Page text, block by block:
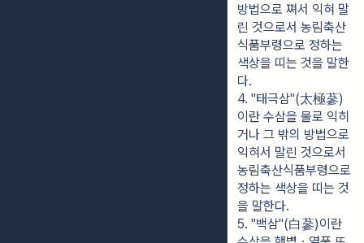
방법으로 쪄서 익혀 말
린 것으로서 농림축산
식품부령으로 정하는
색상을 띠는 것을 말한
다.
4. "태극삼"(太極蔘)
이란 수삼을 물로 익히
거나 그 밖의 방법으로
익혀서 말린 것으로서
농림축산식품부령으로
정하는 색상을 띠는 것
을 말한다.
5. "백삼"(白蔘)이란